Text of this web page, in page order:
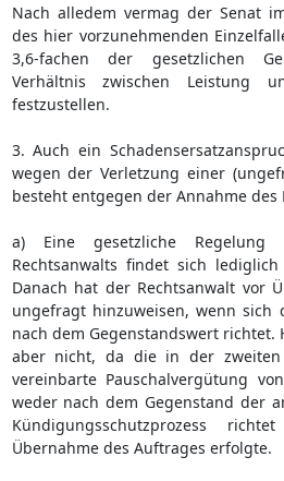
Nach alledem vermag der Senat
des hier vorzunehmenden
3,6-fachen der gesetzlichen
Verhältnis zwischen Leistung
festzustellen.
3. Auch ein
wegen der Verletzung einer
besteht entgegen der Annahme
a) Eine gesetzliche Regelung
Rechtsanwalts findet sich
Danach hat der Rechtsanwalt vor
ungefragt hinzuweisen, wenn sich
nach dem Gegenstandswert richtet.
aber nicht, da die in der zweiten
vereinbarte Pauschalvergütung
weder nach dem Gegenstand der
Kündigungsschutzprozess
Übernahme des Auftrages erfolgte.